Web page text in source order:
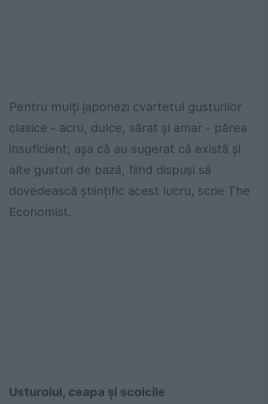
Pentru mulți japonezi cvartetul gusturilor
clasice - acru, dulce, sărat și amar - părea
insuficient, așa că au sugerat că există și
alte gusturi de bază, fiind dispuși să
dovedească științific acest lucru, scrie The
Economist.
Usturoiul, ceapa și scoicile